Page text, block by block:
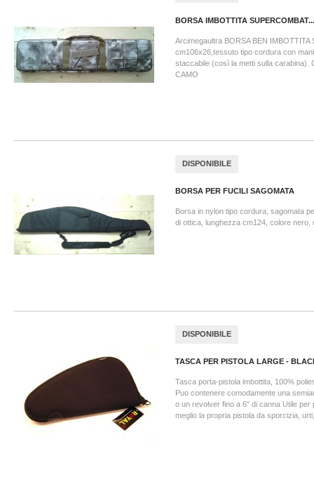
BORSA IMBOTTITA SUPERCOMBAT...
Arcimegaultra BORSA BEN IMBOTTITA
cm106x26,tessuto tipo cordura con
staccabile (così la metti sulla carabina).
CAMO
DISPONIBILE
BORSA PER FUCILI SAGOMATA
Borsa in nylon tipo cordura, sagomata
di ottica, lunghezza cm124, colore
DISPONIBILE
TASCA PER PISTOLA LARGE -
Tasca porta-pistola imbottita, 100%
Puo contenere comodamente una
o un revolver fino a 6" di canna Utile per
meglio la propria pistola da sporcizia,